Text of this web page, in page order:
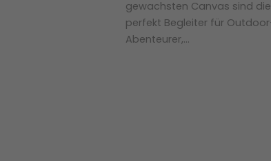
gewachsten Canvas sind die
perfekt Begleiter für
Abenteurer,...